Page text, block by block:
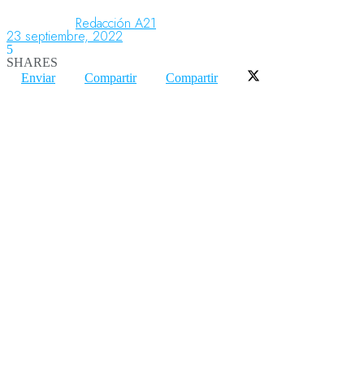
Aeropuertos
Redacción A21
23 septiembre, 2022
5
SHARES
Enviar
Compartir Compartir